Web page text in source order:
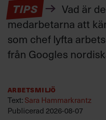
TIPS
Vad är
medarbetarna att
som chef lyfta
från Googles
Arbetsmiljö
Text:Sara Hammarkrantz
Publicerad 2026-08-07